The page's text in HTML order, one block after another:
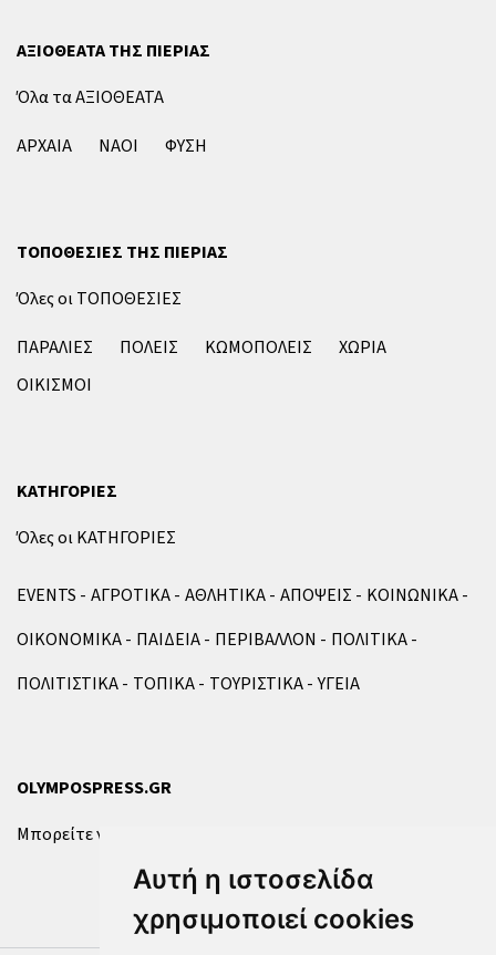
Αυτή η ιστοσελίδα
χρησιμοποιεί cookies
ΑΞΙΟΘΕΑΤΑ ΤΗΣ ΠΙΕΡΙΑΣ
Όλα τα ΑΞΙΟΘΕΑΤΑ
ΑΡΧΑΙΑ
ΝΑΟΙ ΦΥΣΗ
ΤΟΠΟΘΕΣΙΕΣ ΤΗΣ ΠΙΕΡΙΑΣ
Όλες οι ΤΟΠΟΘΕΣΙΕΣ
ΠΑΡΑΛΙΕΣ
ΠΟΛΕΙΣ ΚΩΜΟΠΟΛΕΙΣ
ΧΩΡΙΑ
ΟΙΚΙΣΜΟΙ
ΚΑΤΗΓΟΡΙΕΣ
Όλες οι ΚΑΤΗΓΟΡΙΕΣ
EVENTS ΑΓΡΟΤΙΚΑ ΑΘΛΗΤΙΚΑ ΑΠΟΨΕΙΣ
ΚΟΙΝΩΝΙΚΑ
ΟΙΚΟΝΟΜΙΚΑ
ΠΑΙΔΕΙΑ ΠΕΡΙΒΑΛΛΟΝ
ΠΟΛΙΤΙΚΑ
ΠΟΛΙΤΙΣΤΙΚΑ
ΤΟΠΙΚΑ ΤΟΥΡΙΣΤΙΚΑ ΥΓΕΙΑ
OLYMPOSPRESS.GR
Μπορείτε να επικοινωνήσετε μαζί μας μέσω της